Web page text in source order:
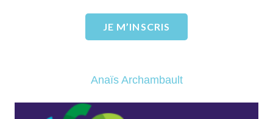
JE M’INSCRIS
Anaïs Archambault